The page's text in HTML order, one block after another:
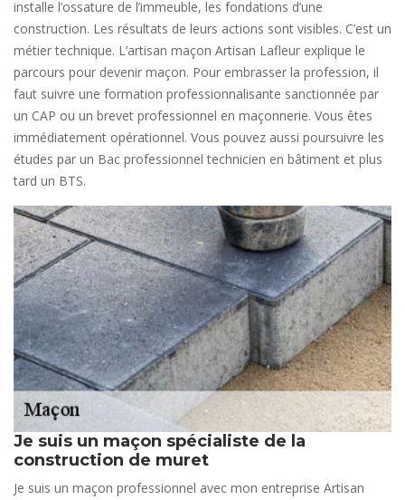
installe l’ossature de l’immeuble, les fondations d’une
construction. Les résultats de leurs actions sont visibles. C’est un
métier technique. L’artisan maçon Artisan Lafleur explique le
parcours pour devenir maçon. Pour embrasser la profession, il
faut suivre une formation professionnalisante sanctionnée par
un CAP ou un brevet professionnel en maçonnerie. Vous êtes
immédiatement opérationnel. Vous pouvez aussi poursuivre les
études par un Bac professionnel technicien en bâtiment et plus
tard un BTS.
Je suis un maçon spécialiste de la
construction de muret
Je suis un maçon professionnel avec mon entreprise Artisan